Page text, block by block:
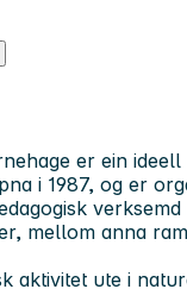
er ein
i 1987, og er
mellom anna
aktivitet ute i